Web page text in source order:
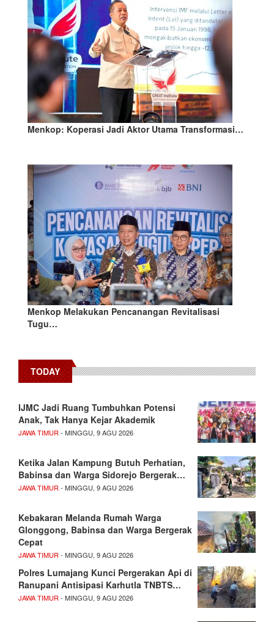
Menkop: Koperasi Jadi Aktor Utama Transformasi…
Menkop Melakukan Pencanangan Revitalisasi
Tugu…
TODAY
IJMC Jadi Ruang Tumbuhkan Potensi
Anak, Tak Hanya Kejar Akademik
JAWA TIMUR- MINGGU, 9 AGU 2026
Ketika Jalan Kampung Butuh Perhatian,
Babinsa dan Warga Sidorejo Bergerak…
JAWA TIMUR- MINGGU, 9 AGU 2026
Kebakaran Melanda Rumah Warga
Glonggong, Babinsa dan Warga Bergerak
Cepat
JAWA TIMUR- MINGGU, 9 AGU 2026
Polres Lumajang Kunci Pergerakan Api di
Ranupani Antisipasi Karhutla TNBTS…
JAWA TIMUR- MINGGU, 9 AGU 2026